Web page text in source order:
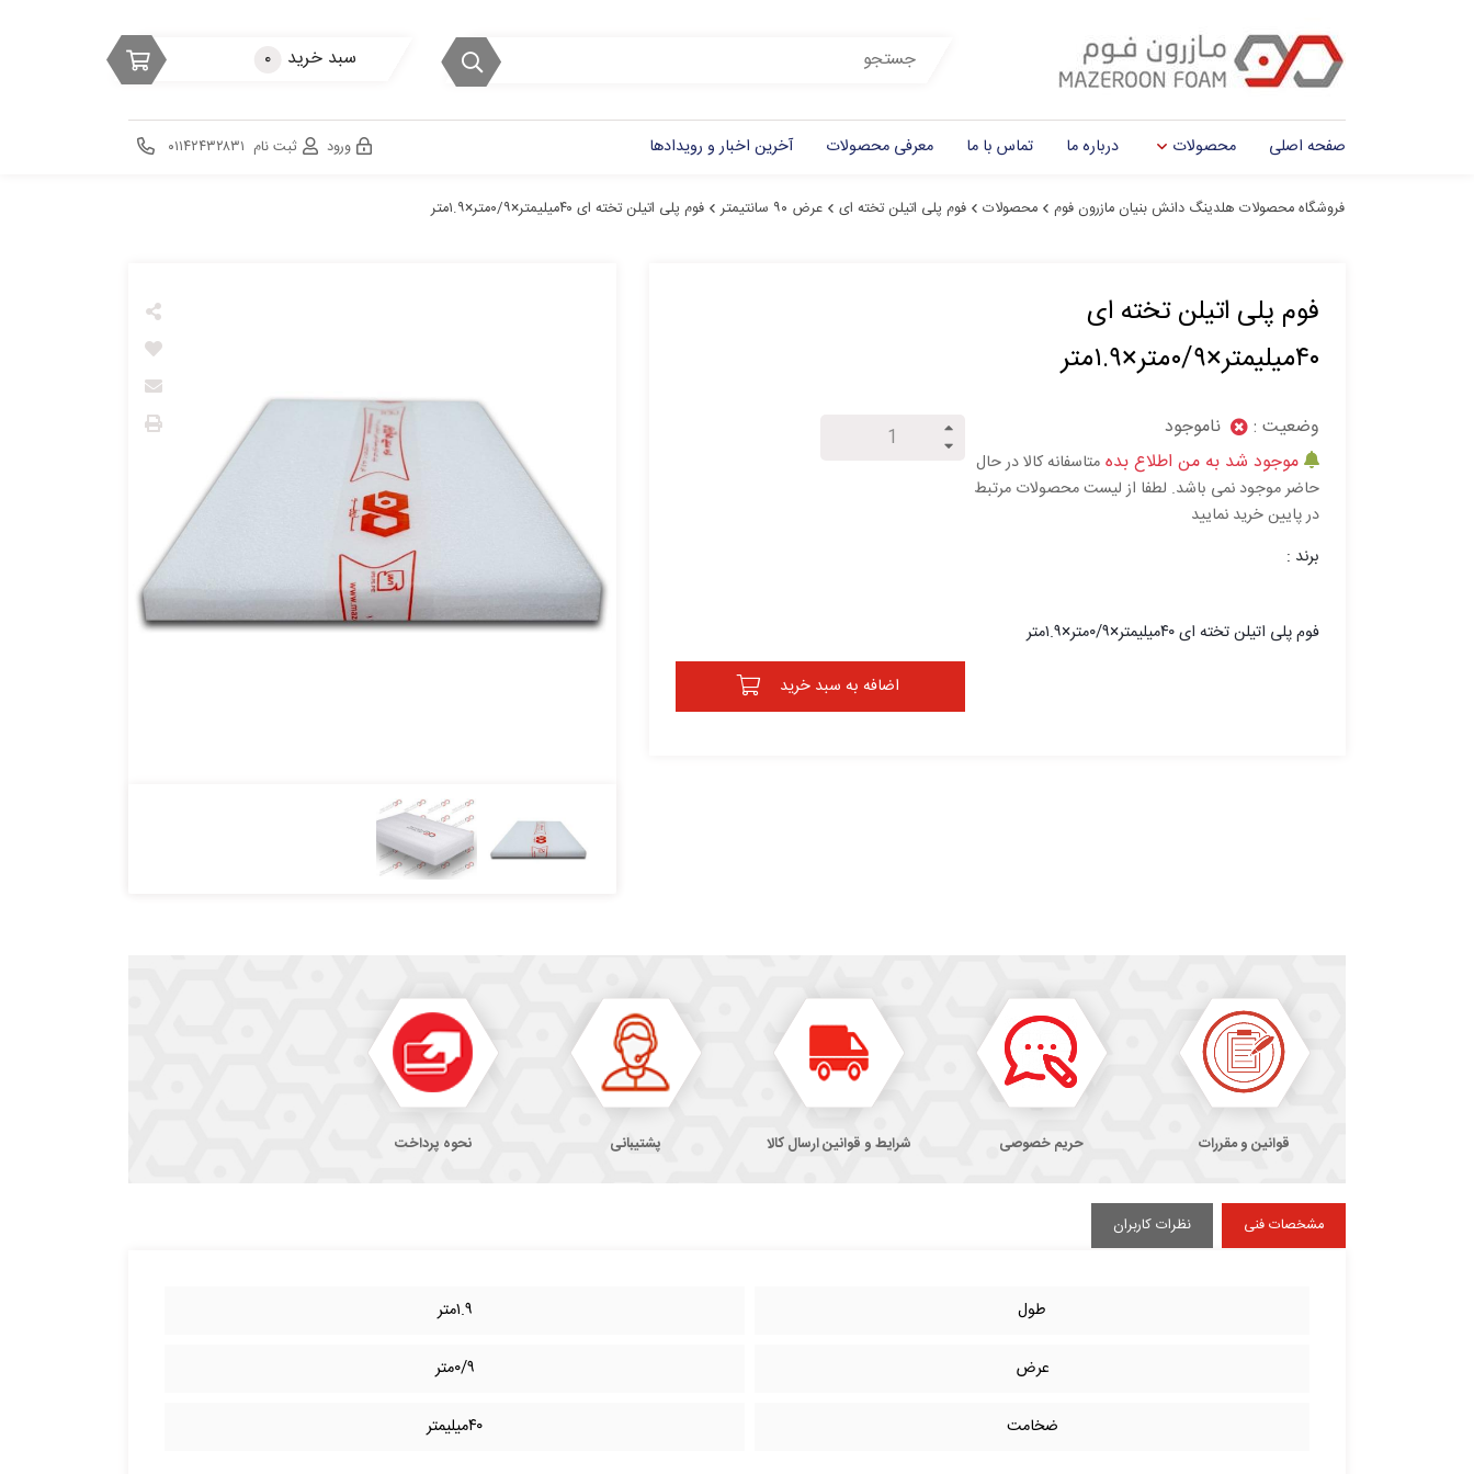
سبد خرید ۰
صفحه اصلی محصولات درباره ما تماس با ما معرفی محصولات آخرین اخبار و رویدادها ورود ثبت نام ۰۱۱۴۲۴۳۲۸۳۱
فروشگاه محصولات هلدینگ دانش بنیان مازرون فوم محصولات فوم پلی اتیلن تخته ای عرض ۹۰ سانتیمتر فوم پلی اتیلن تخته ای ۴۰میلیمتر×۰/۹متر×۱.۹متر
فوم پلی اتیلن تخته ای
۴۰میلیمتر×۰/۹متر×۱.۹متر
وضعیت :
ناموجود
موجود شد به من اطلاع بده متاسفانه کالا در حال
حاضر موجود نمی باشد. لطفا از لیست محصولات مرتبط
در پایین خرید نمایید
برند :
فوم پلی اتیلن تخته ای ۴۰میلیمتر×۰/۹متر×۱.۹متر
اضافه به سبد خرید
قوانین و مقررات حریم خصوصی شرایط و قوانین ارسال کالا پشتیبانی نحوه پرداخت
مشخصات فنی نظرات کاربران
طول ۱.۹متر
عرض ۰/۹متر
ضخامت ۴۰میلیمتر